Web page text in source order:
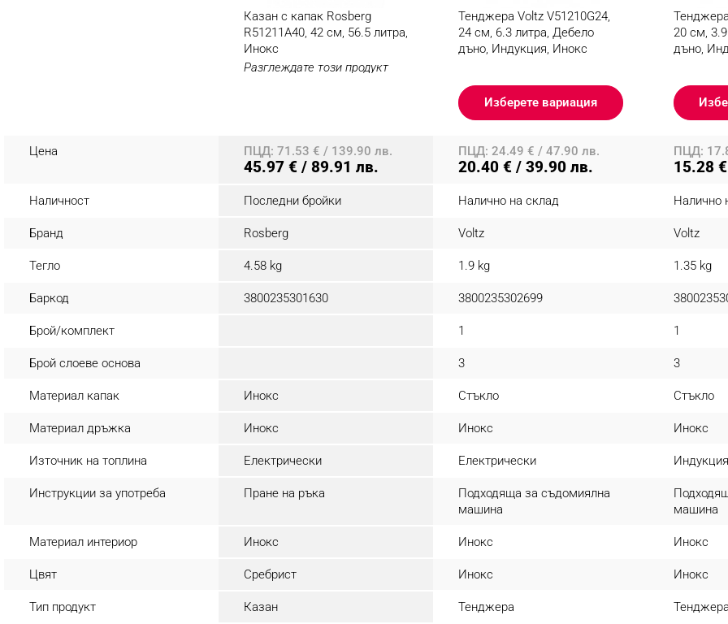
Казан с капак Rosberg
R51211A40, 42 см, 56.5 литра,
Инокс
Разглеждате този продукт
Тенджера Voltz V51210G24,
24 см, 6.3 литра, Дебело
дъно, Индукция, Инокс
Изберете вариация
20 см,
дъно,
Цена ПЦД: 71.53 € / 139.90 лв.
45.97 € / 89.91 лв.
ПЦД: 24.49 € / 47.90 лв.
20.40 € / 39.90 лв.
ПЦД:
15.28
Наличност Последни бройки Налично на склад Налично
Бранд Rosberg Voltz Voltz
Тегло 4.58 kg 1.9 kg 1.35 kg
Баркод 3800235301630 3800235302699
Брой/комплект 1 1
Брой слоеве основа 3 3
Материал капак Инокс Стъкло Стъкло
Материал дръжка Инокс Инокс Инокс
Източник на топлина Електрически Електрически Индукция
Инструкции за употреба Пране на ръка
Подходяща за съдомиялна
машина
машина
Материал интериор Инокс Инокс Инокс
Цвят Сребрист Инокс Инокс
Тип продукт Казан Тенджера Тенджера